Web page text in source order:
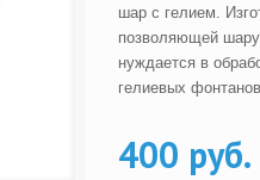
шар с гелием.
позволяющей шару
нуждается в
гелиевых
400 руб.